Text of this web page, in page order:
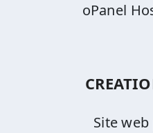
oPanel
Site